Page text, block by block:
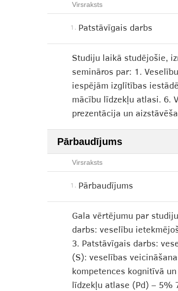
Virsraksts
1. Patstāvīgais darbs
Studiju laikā studējošie,
semināros par: 1.
iespējām izglītības
mācību līdzekļu atlasi. 6.
prezentācija un
Pārbaudījums
Virsraksts
1. Pārbaudījums
Gala vērtējumu par
darbs: veselību
3. Patstāvīgais darbs:
(S): veselības
kompetences kognitīvā
līdzekļu atlase (Pd) – 5%